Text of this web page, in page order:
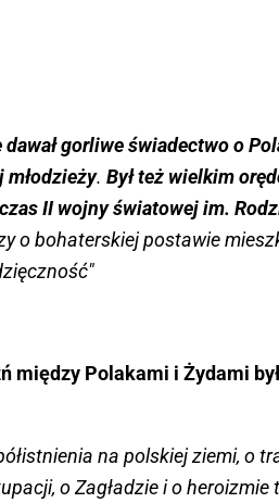
dawał gorliwe świadectwo o
młodzieży. Był też wielkim
II wojny światowej im.
o bohaterskiej postawie
między Polakami i Żydami
na polskiej ziemi, o
o Zagładzie i o